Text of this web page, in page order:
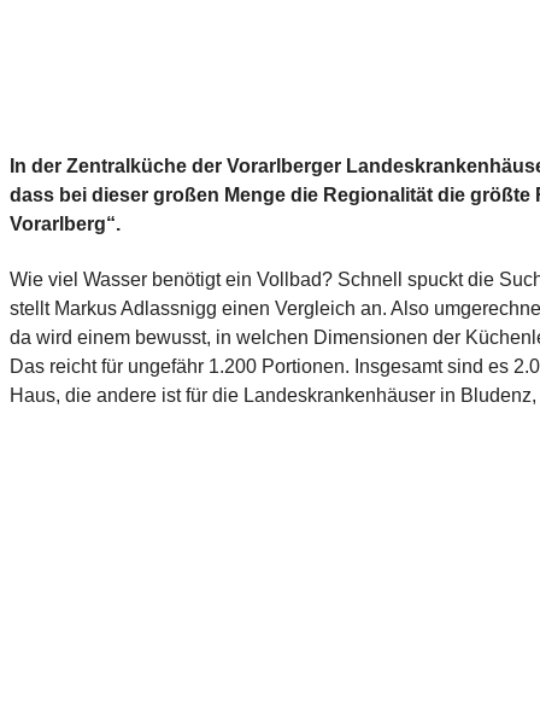
In der Zentralküche der Vorarlberger
dass bei dieser großen Menge die Regionalität die
Vorarlberg“.
Wie viel Wasser benötigt ein Vollbad? Schnell spuckt die
stellt Markus Adlassnigg einen Vergleich an. Also
da wird einem bewusst, in welchen Dimensionen der
Das reicht für ungefähr 1.200 Portionen. Insgesamt sind es
Haus, die andere ist für die Landeskrankenhäuser in